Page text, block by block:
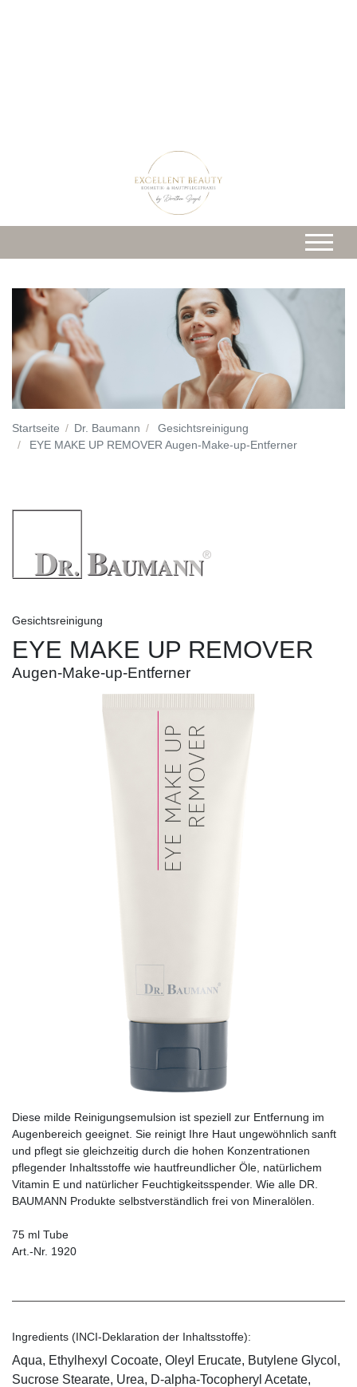
Startseite Dr. Baumann
Gesichtsreinigung
EYE MAKE UP REMOVER Augen-Make-up-Entferner
Gesichtsreinigung
EYE MAKE UP REMOVER
Augen-Make-up-Entferner
Diese milde Reinigungsemulsion ist speziell zur Entfernung im
Augenbereich geeignet. Sie reinigt Ihre Haut ungewöhnlich sanft
und pflegt sie gleichzeitig durch die hohen Konzentrationen
pflegender Inhaltsstoffe wie hautfreundlicher Öle, natürlichem
Vitamin E und natürlicher Feuchtigkeitsspender. Wie alle DR.
BAUMANN Produkte selbstverständlich frei von Mineralölen.
75 ml Tube
Art.-Nr. 1920
Ingredients (INCI-Deklaration der Inhaltsstoffe):
Aqua, Ethylhexyl Cocoate, Oleyl Erucate, Butylene Glycol,
Sucrose Stearate, Urea, D-alpha-Tocopheryl Acetate,